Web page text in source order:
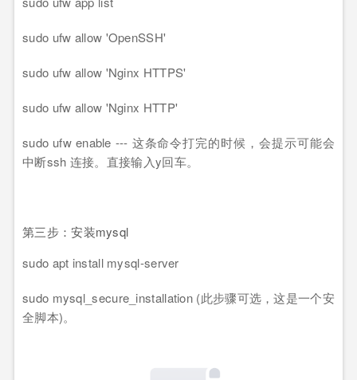
sudo ufw allow 'OpenSSH'
sudo ufw allow 'Nginx HTTPS'
sudo ufw allow 'Nginx HTTP'
sudo ufw enable --- 这条命令打完的时候，会提示可能会
中断ssh 连接。直接输入y回车。
第三步：安装mysql
sudo apt install mysql-server
sudo mysql_secure_installation (此步骤可选，这是一个安
全脚本)。